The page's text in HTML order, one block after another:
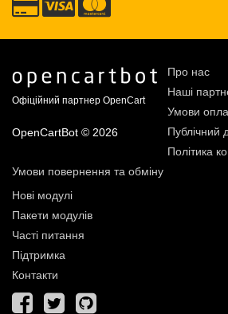
Офіційний партнер OpenCart
OpenCartBot © 2026
Про нас
Наші
Умови
Публічний
Політика
Умови повернення та обміну
Нові модулі
Пакети модулів
Часті питання
Підтримка
Контакти